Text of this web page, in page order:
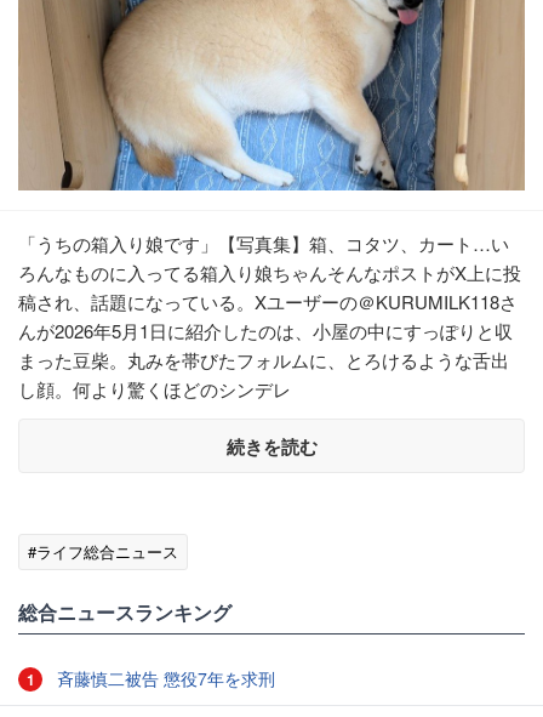
「うちの箱入り娘です」【写真集】箱、コタツ、カート…い
ろんなものに入ってる箱入り娘ちゃんそんなポストがX上に投
稿され、話題になっている。Xユーザーの＠KURUMILK118さ
んが2026年5月1日に紹介したのは、小屋の中にすっぽりと収
まった豆柴。丸みを帯びたフォルムに、とろけるような舌出
し顔。何より驚くほどのシンデレ
続きを読む
#ライフ総合ニュース
総合ニュースランキング
1 斉藤慎二被告 懲役7年を求刑